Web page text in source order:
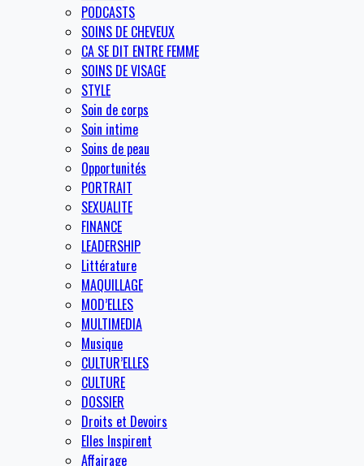
PODCASTS
SOINS DE CHEVEUX
CA SE DIT ENTRE FEMME
SOINS DE VISAGE
STYLE
Soin de corps
Soin intime
Soins de peau
Opportunités
PORTRAIT
SEXUALITE
FINANCE
LEADERSHIP
Littérature
MAQUILLAGE
MOD’ELLES
MULTIMEDIA
Musique
CULTUR’ELLES
CULTURE
DOSSIER
Droits et Devoirs
Elles Inspirent
Affairage